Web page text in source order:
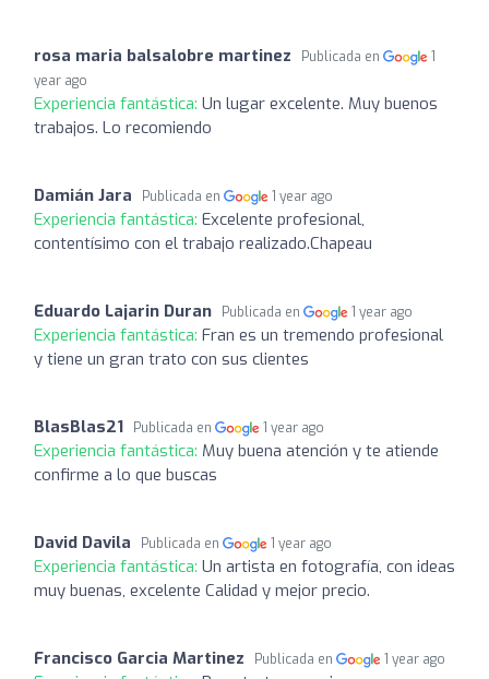
rosa maria balsalobre martinez Publicada en
1
year ago
Experiencia fantástica: Un lugar excelente. Muy buenos
trabajos. Lo recomiendo
Damián Jara Publicada en 1 year ago
Experiencia fantástica: Excelente profesional,
contentísimo con el trabajo realizado.Chapeau
Eduardo Lajarin Duran Publicada en 1 year ago
Experiencia fantástica: Fran es un tremendo profesional
y tiene un gran trato con sus clientes
BlasBlas21 Publicada en 1 year ago
Experiencia fantástica: Muy buena atención y te atiende
confirme a lo que buscas
David Davila Publicada en 1 year ago
Experiencia fantástica: Un artista en fotografía, con ideas
muy buenas, excelente Calidad y mejor precio.
Francisco Garcia Martinez Publicada en 1 year ago